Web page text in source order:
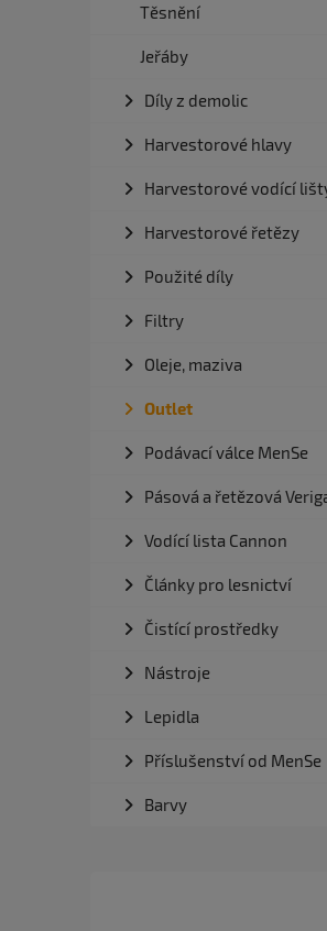
Těsnění
Jeřáby
Díly z demolic
Harvestorové hlavy
Harvestorové vodící
Harvestorové řetězy
Použité díly
Filtry
Oleje, maziva
Outlet
Podávací válce MenSe
Pásová a řetězová
Vodící lista Cannon
Články pro lesnictví
Čistící prostředky
Nástroje
Lepidla
Příslušenství od MenSe
Barvy